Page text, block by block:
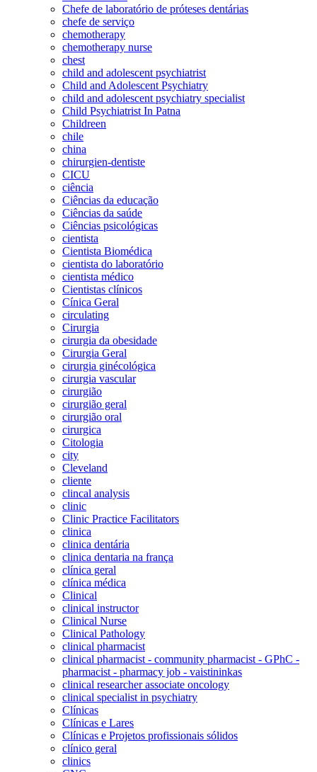
Chefe de laboratório de próteses dentárias
chefe de serviço
chemotherapy
chemotherapy nurse
chest
child and adolescent psychiatrist
Child and Adolescent Psychiatry
child and adolescent psychiatry specialist
Child Psychiatrist In Patna
Childreen
chile
china
chirurgien-dentiste
CICU
ciência
Ciências da educação
Ciências da saúde
Ciências psicológicas
cientista
Cientista Biomédica
cientista do laboratório
cientista médico
Cientistas clínicos
Cínica Geral
circulating
Cirurgia
cirurgia da obesidade
Cirurgia Geral
cirurgia ginécológica
cirurgia vascular
cirurgião
cirurgião geral
cirurgião oral
cirurgica
Citologia
city
Cleveland
cliente
clincal analysis
clinic
Clinic Practice Facilitators
clinica
clinica dentária
clinica dentaria na frança
clínica geral
clínica médica
Clinical
clinical instructor
Clinical Nurse
Clinical Pathology
clinical pharmacist
clinical pharmacist - community pharmacist - GPhC -
pharmacist - pharmacy job - vaistininkas
clinical researcher associate oncology
clinical specialist in psychiatry
Clínicas
Clínicas e Lares
Clínicas e Projetos profissionais sólidos
clínico geral
clinics